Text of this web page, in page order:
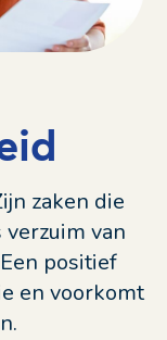
zaken die
van
positief
en voorkomt